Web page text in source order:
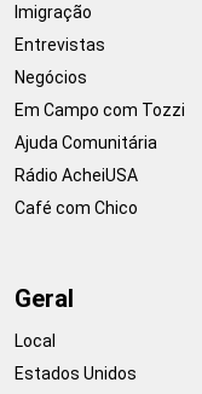
Imigração
Entrevistas
Negócios
Em Campo com Tozzi
Ajuda Comunitária
Rádio AcheiUSA
Café com Chico
Geral
Local
Estados Unidos